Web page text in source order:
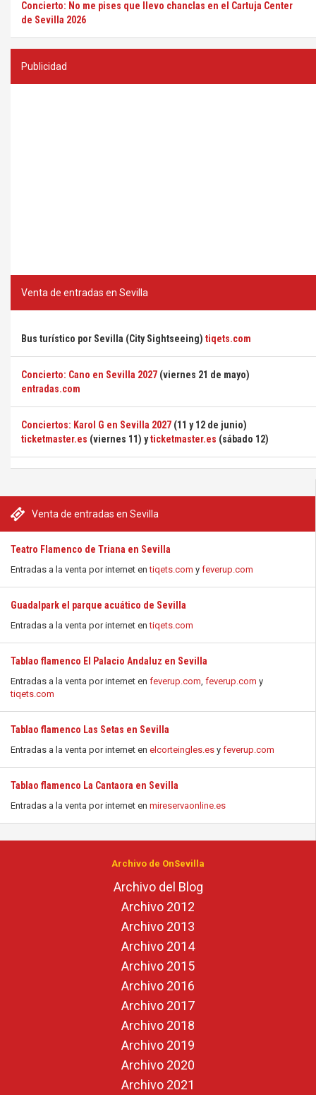
Venta de entradas en Sevilla
Teatro Flamenco de Triana en Sevilla
Entradas a la venta por internet entiqets.com y feverup.com
Guadalpark el parque acuático de Sevilla
Entradas a la venta por internet entiqets.com
Tablao flamenco El Palacio Andaluz en Sevilla
Entradas a la venta por internet en feverup.com, feverup.com y
tiqets.com
Tablao flamenco Las Setas en Sevilla
Entradas a la venta por internet en elcorteingles.es y feverup.com
Tablao flamenco La Cantaora en Sevilla
Entradas a la venta por internet en mireservaonline.es
Concierto: No me pises que llevo chanclas en el Cartuja Center
de Sevilla 2026
Publicidad
Venta de entradas en Sevilla
Bus turístico por Sevilla (City Sightseeing) tiqets.com
Concierto: Cano en Sevilla 2027 (viernes 21 de mayo)
entradas.com
Conciertos: Karol G en Sevilla 2027 (11 y 12 de junio)
ticketmaster.es (viernes 11) yticketmaster.es (sábado 12)
Archivo de OnSevilla
Archivo del Blog
Archivo 2012
Archivo 2013
Archivo 2014
Archivo 2015
Archivo 2016
Archivo 2017
Archivo 2018
Archivo 2019
Archivo 2020
Archivo 2021